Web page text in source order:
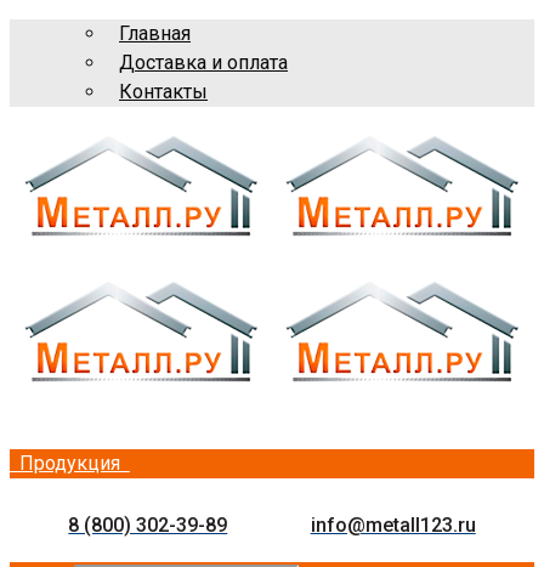
Главная
Доставка и оплата
Контакты
Продукция
8 (800) 302-39-89 info@metall123.ru